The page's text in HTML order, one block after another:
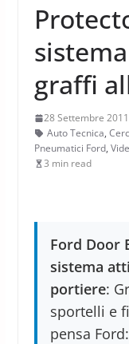
graffi
28 Settembre 2011
Auto Tecnica,
Pneumatici Ford,
3 min read
Ford Door
sistema
portiere:
sportelli e
pensa